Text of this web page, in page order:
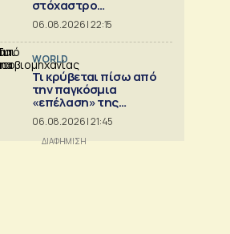
στόχαστρο
κυβερνοεπιθέσεων
06.08.2026 | 22:15
WORLD
Τι κρύβεται πίσω από
την παγκόσμια
«επέλαση» της
κινεζικής
αυτοκινητοβιομηχανίας
06.08.2026 | 21:45